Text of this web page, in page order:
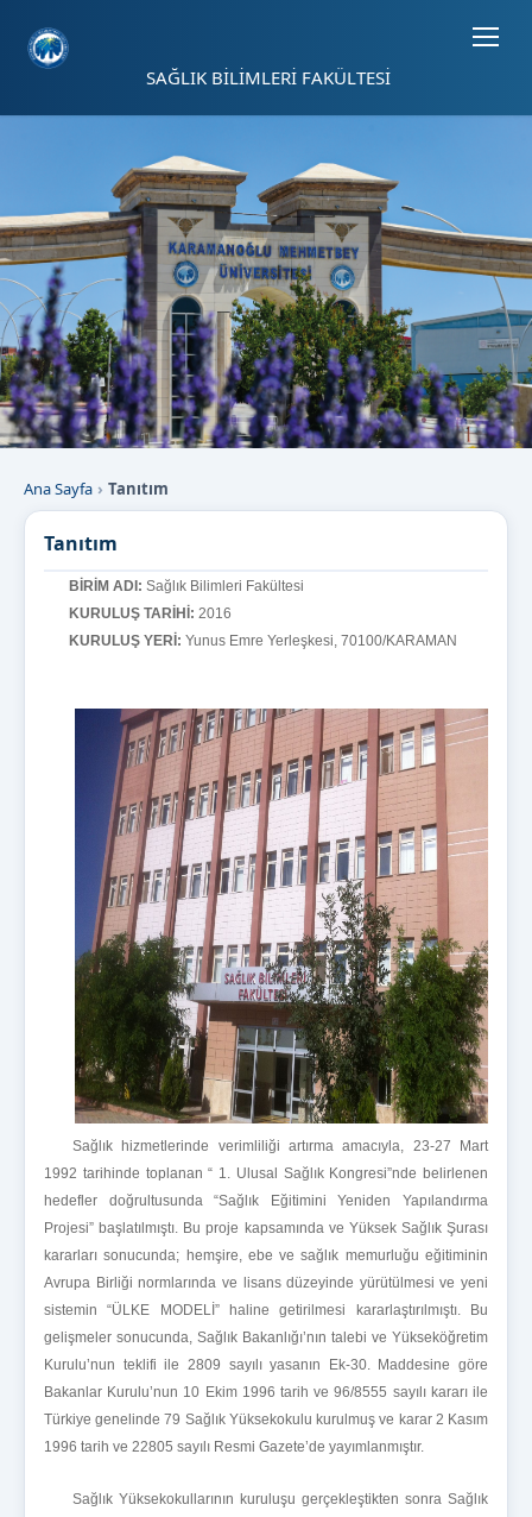
SAĞLIK BİLİMLERİ FAKÜLTESİ
Ana Sayfa Tanıtım
Tanıtım
BİRİM ADI: Sağlık Bilimleri Fakültesi
KURULUŞ TARİHİ: 2016
KURULUŞ YERİ: Yunus Emre Yerleşkesi, 70100/KARAMAN
Sağlık hizmetlerinde verimliliği artırma amacıyla, 23-27 Mart
1992 tarihinde toplanan “ 1. Ulusal Sağlık Kongresi”nde belirlenen
hedefler doğrultusunda “Sağlık Eğitimini Yeniden Yapılandırma
Projesi” başlatılmıştı. Bu proje kapsamında ve Yüksek Sağlık Şurası
kararları sonucunda; hemşire, ebe ve sağlık memurluğu eğitiminin
Avrupa Birliği normlarında ve lisans düzeyinde yürütülmesi ve yeni
sistemin “ÜLKE MODELİ” haline getirilmesi kararlaştırılmıştı. Bu
gelişmeler sonucunda, Sağlık Bakanlığı’nın talebi ve Yükseköğretim
Kurulu’nun teklifi ile 2809 sayılı yasanın Ek-30. Maddesine göre
Bakanlar Kurulu’nun 10 Ekim 1996 tarih ve 96/8555 sayılı kararı ile
Türkiye genelinde 79 Sağlık Yüksekokulu kurulmuş ve karar 2 Kasım
1996 tarih ve 22805 sayılı Resmi Gazete’de yayımlanmıştır.
Sağlık Yüksekokullarının kuruluşu gerçekleştikten sonra Sağlık